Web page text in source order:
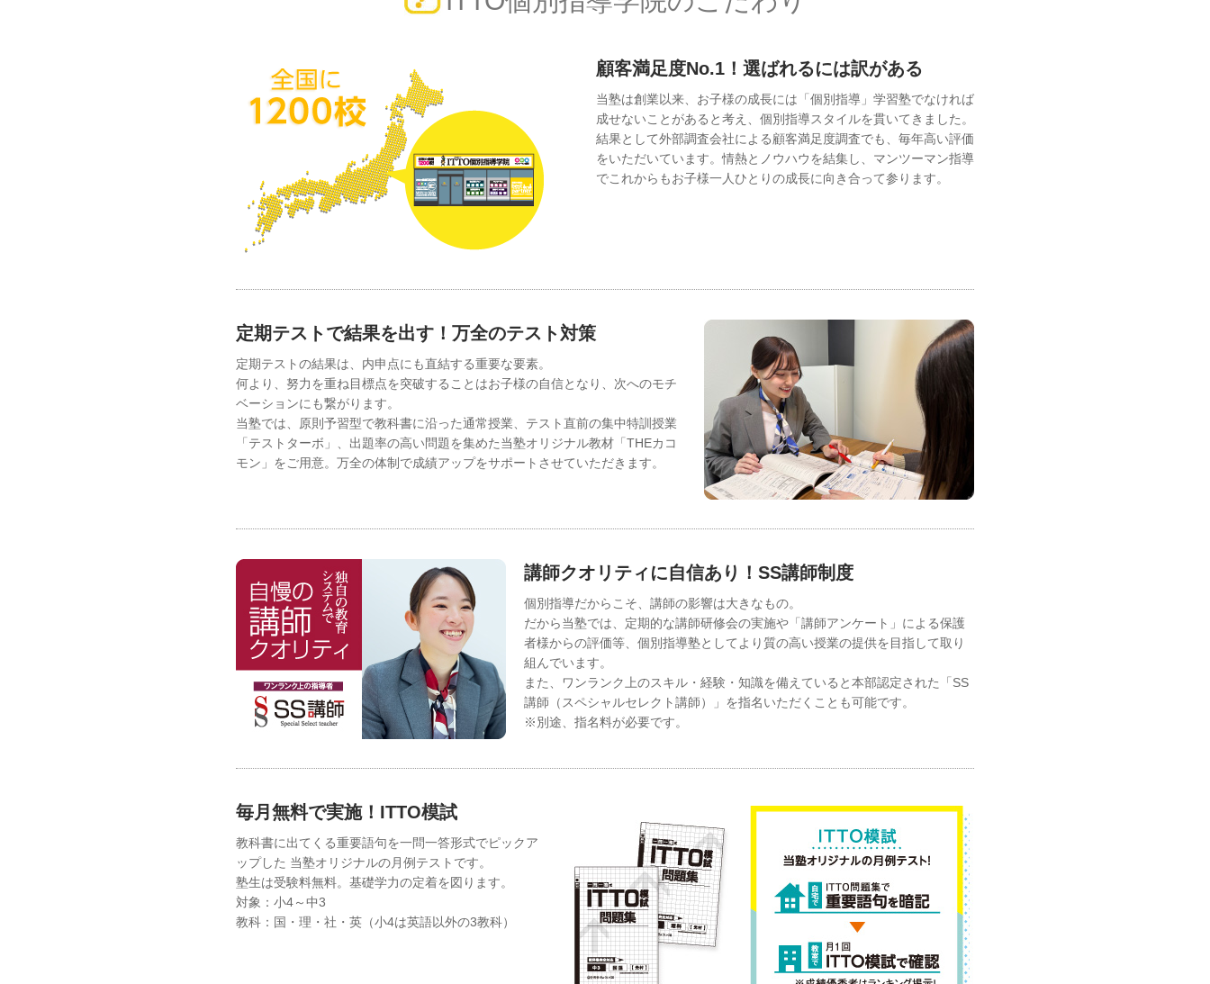
顧客満足度No.1！選ばれるには訳がある
当塾は創業以来、お子様の成長には「個別指導」学習塾でなければ
成せないことがあると考え、個別指導スタイルを貫いてきました。
結果として外部調査会社による顧客満足度調査でも、毎年高い評価
をいただいています。情熱とノウハウを結集し、マンツーマン指導
でこれからもお子様一人ひとりの成長に向き合って参ります。
定期テストで結果を出す！万全のテスト対策
定期テストの結果は、内申点にも直結する重要な要素。
何より、努力を重ね目標点を突破することはお子様の自信となり、次へのモチ
ベーションにも繋がります。
当塾では、原則予習型で教科書に沿った通常授業、テスト直前の集中特訓授業
「テストターボ」、出題率の高い問題を集めた当塾オリジナル教材「THEカコ
モン」をご用意。万全の体制で成績アップをサポートさせていただきます。
講師クオリティに自信あり！SS講師制度
個別指導だからこそ、講師の影響は大きなもの。
だから当塾では、定期的な講師研修会の実施や「講師アンケート」による保護
者様からの評価等、個別指導塾としてより質の高い授業の提供を目指して取り
組んでいます。
また、ワンランク上のスキル・経験・知識を備えていると本部認定された「SS
講師（スペシャルセレクト講師）」を指名いただくことも可能です。
※別途、指名料が必要です。
毎月無料で実施！ITTO模試
教科書に出てくる重要語句を一問一答形式でピックア
ップした 当塾オリジナルの月例テストです。
塾生は受験料無料。基礎学力の定着を図ります。
対象：小4～中3
教科：国・理・社・英（小4は英語以外の3教科）